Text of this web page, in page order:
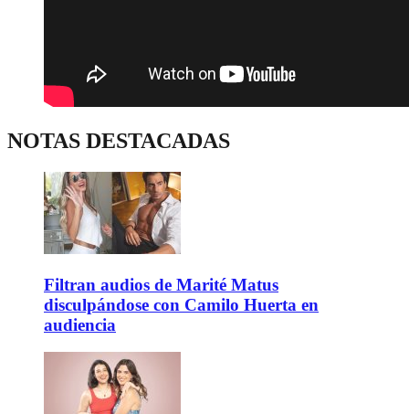
NOTAS DESTACADAS
Filtran audios de Marité Matus
disculpándose con Camilo Huerta en
audiencia